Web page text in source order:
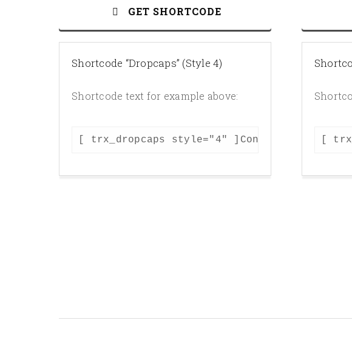
GET SHORTCODE
Shortcode “Dropcaps” (Style 4)
Shortcode text for example above:
[ trx_dropcaps style="4" ]Consectetur [